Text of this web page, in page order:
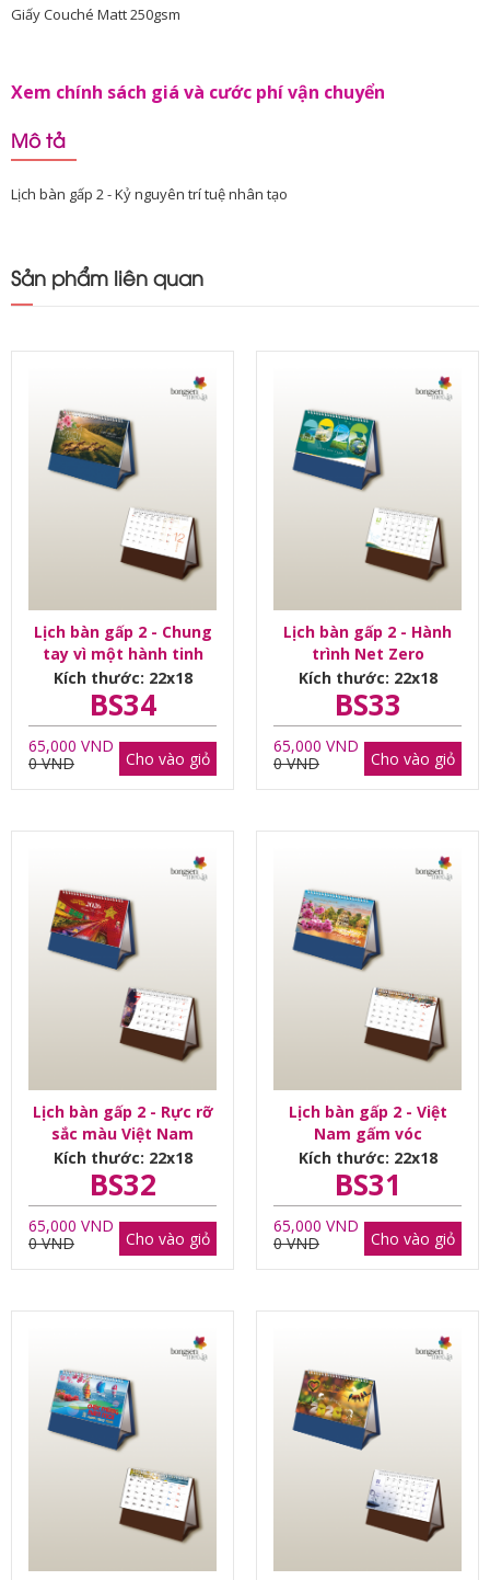
Giấy Couché Matt 250gsm
Xem chính sách giá và cước phí vận chuyển
Mô tả
Lịch bàn gấp 2 - Kỷ nguyên trí tuệ nhân tạo
Sản phẩm liên quan
Lịch bàn gấp 2 - Chung
tay vì một hành tinh
mãi tươi xanh
Kích thước: 22x18
BS34
65,000 VND
0 VND
Cho vào giỏ
Lịch bàn gấp 2 - Hành
trình Net Zero
Kích thước: 22x18
BS33
65,000 VND
0 VND
Cho vào giỏ
Lịch bàn gấp 2 - Rực rỡ
sắc màu Việt Nam
Kích thước: 22x18
BS32
65,000 VND
0 VND
Cho vào giỏ
Lịch bàn gấp 2 - Việt
Nam gấm vóc
Kích thước: 22x18
BS31
65,000 VND
0 VND
Cho vào giỏ